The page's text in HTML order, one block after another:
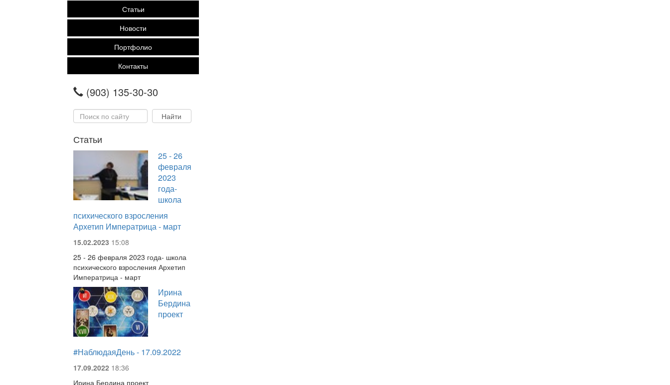
Статьи
Новости
Портфолио
Контакты
(903) 135-30-30
Статьи
25 - 26
февраля
2023
года-
школа
психического взросления
Архетип Императрица - март
15.02.2023 15:08
25 - 26 февраля 2023 года- школа
психического взросления Архетип
Императрица - март
Ирина
Бердина
проект
#НаблюдаяДень - 17.09.2022
17.09.2022 18:36
Ирина Бердина проект